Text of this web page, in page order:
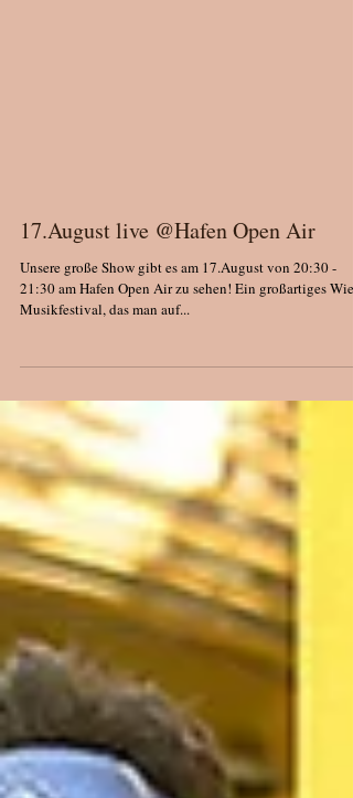
17.August live @Hafen Open Air
Unsere große Show gibt es am 17.August von 20:30 -
21:30 am Hafen Open Air zu sehen! Ein großartiges